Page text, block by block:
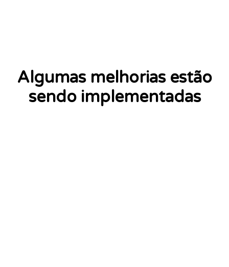
Algumas melhorias estão
sendo implementadas